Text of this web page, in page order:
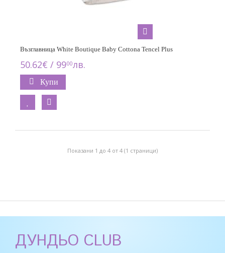
Възглавница White Boutique Baby Cottona Tencel Plus
50.62€ / 9900лв.
Купи
Показани 1 до 4 от 4 (1 страници)
ДУНДЬО CLUB